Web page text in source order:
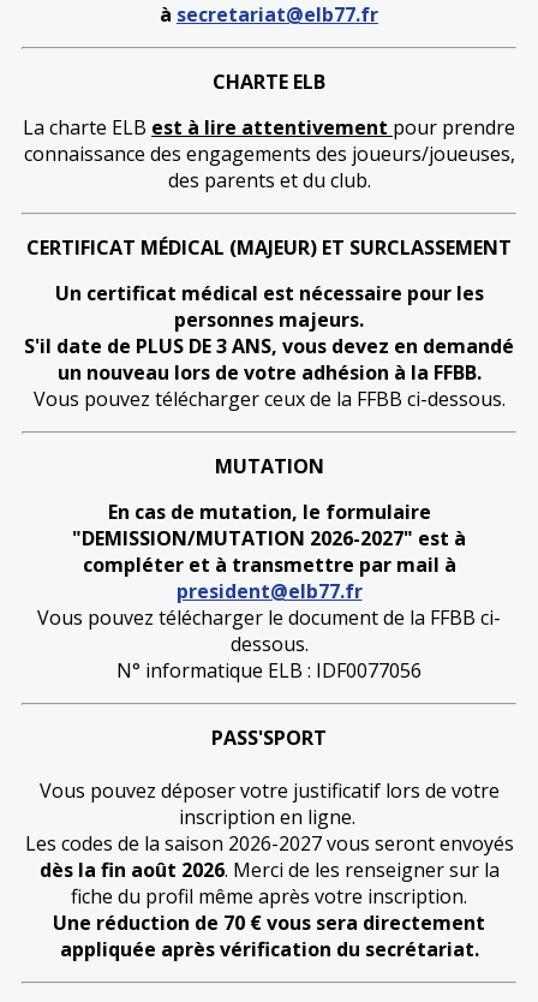
à secretariat@elb77.fr
CHARTE ELB
La charte ELB est à lire attentivement pour prendre
connaissance des engagements des joueurs/joueuses,
des parents et du club.
CERTIFICAT MÉDICAL (MAJEUR) ET SURCLASSEMENT
Un certificat médical est nécessaire pour les
personnes majeurs.
S'il date de PLUS DE 3 ANS, vous devez en demandé
un nouveau lors de votre adhésion à la FFBB.
Vous pouvez télécharger ceux de la FFBB ci-dessous.
MUTATION
En cas de mutation, le formulaire
"DEMISSION/MUTATION 2026-2027" est à
compléter et à transmettre par mail à
president@elb77.fr
Vous pouvez télécharger le document de la FFBB ci-
dessous.
N° informatique ELB : IDF0077056
PASS'SPORT
Vous pouvez déposer votre justificatif lors de votre
inscription en ligne.
Les codes de la saison 2026-2027 vous seront envoyés
dès la fin août 2026. Merci de les renseigner sur la
fiche du profil même après votre inscription.
Une réduction de 70 € vous sera directement
appliquée après vérification du secrétariat.